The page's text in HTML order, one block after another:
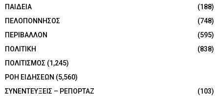
ΠΑΙΔΕΙΑ
(188)
ΠΕΛΟΠΟΝΝΗΣΟΣ
(748)
ΠΕΡΙΒΑΛΛΟΝ
(595)
ΠΟΛΙΤΙΚΗ
(838)
ΠΟΛΙΤΙΣΜΟΣ (1,245)
ΡΟΗ ΕΙΔΗΣΕΩΝ (5,560)
ΣΥΝΕΝΤΕΥΞΕΙΣ – ΡΕΠΟΡΤΑΖ
(103)